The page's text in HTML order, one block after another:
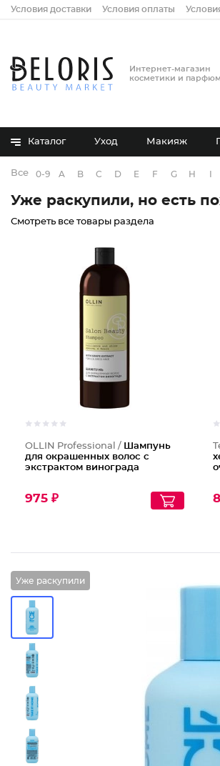
Условия доставки Условия оплаты
Интернет-магазин
косметики и
Каталог Уход Макияж
Все бренды
0-9 A B C D E F G H
Уже раскупили, но есть
Смотреть все товары раздела
OLLIN Professional / Шампунь
для окрашенных волос с
экстрактом винограда
975 ₽
Уже раскупили